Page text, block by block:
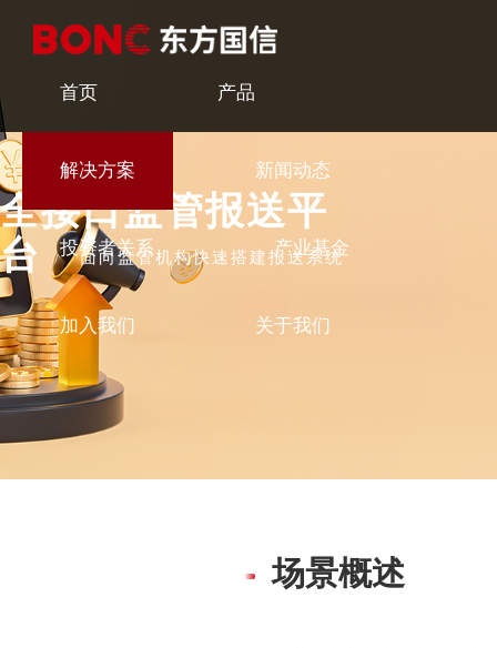
首页 产品
解决方案 新闻动态
投资者关系 产业基金
加入我们 关于我们
全接口监管报送平
台
面向监管机构快速搭建报送系统
场景概述